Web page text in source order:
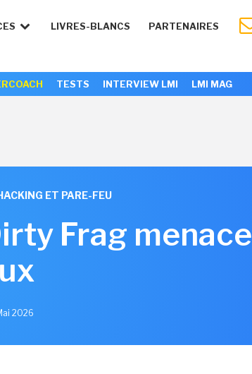
LIVRES-BLANCS PARTENAIRES
TESTS INTERVIEW LMI LMI MAG
ET PARE-FEU
Frag menace
2026